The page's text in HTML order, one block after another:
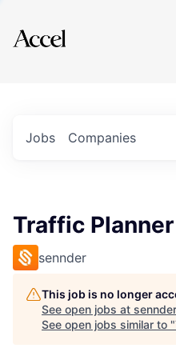
Explore
Jobs Companies
Traffic Planner
sennder
This job is no longer
See open jobs at sennder
See open jobs similar to "